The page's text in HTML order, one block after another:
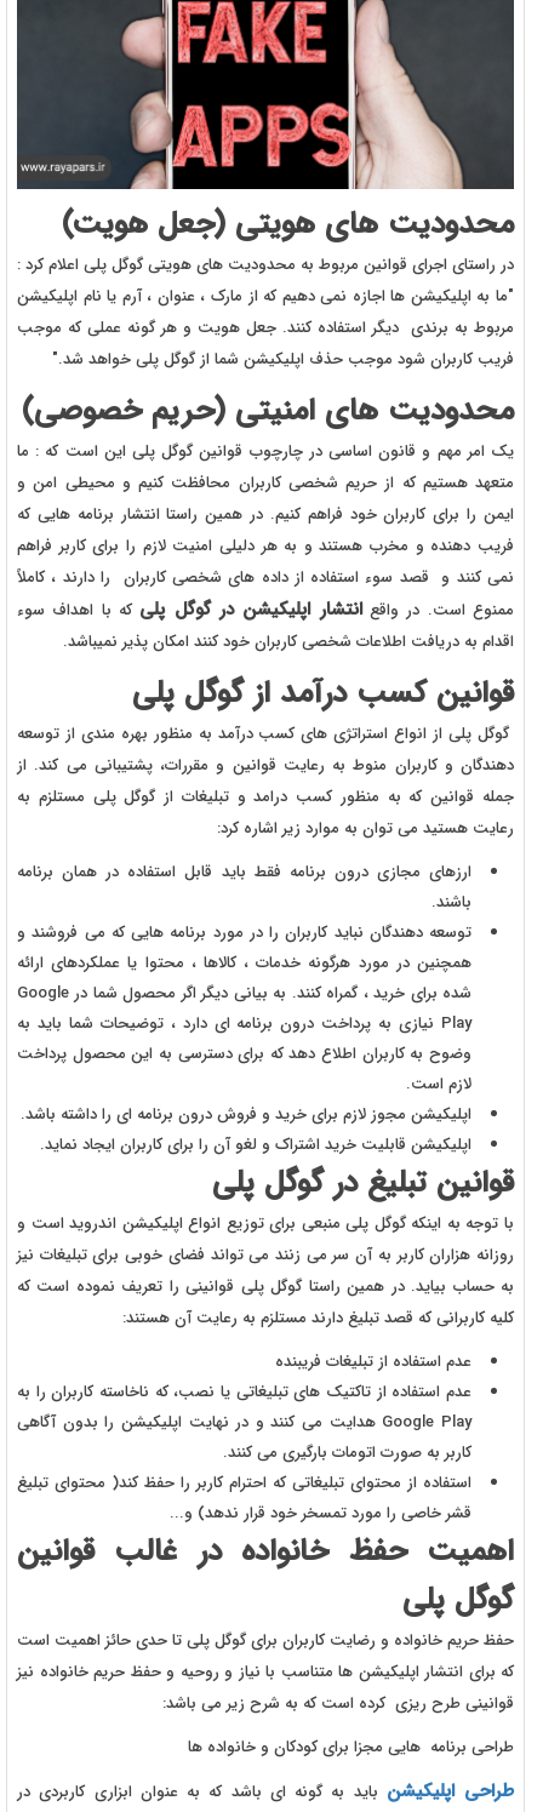
محدودیت های هویتی (جعل هویت)
در راستای اجرای قوانین مربوط به محدودیت های هویتی گوگل پلی اعلام کرد :
"ما به اپلیکیشن ها اجازه نمی دهیم که از مارک ، عنوان ، آرم یا نام اپلیکیشن
مربوط به برندی دیگر استفاده کنند. جعل هویت و هر گونه عملی که موجب
فریب کاربران شود موجب حذف اپلیکیشن شما از گوگل پلی خواهد شد."
محدودیت های امنیتی (حریم خصوصی)
یک امر مهم و قانون اساسی در چارچوب قوانین گوگل پلی این است که : ما
متعهد هستیم که از حریم شخصی کاربران محافظت کنیم و محیطی امن و
ایمن را برای کاربران خود فراهم کنیم. در همین راستا انتشار برنامه هایی که
فریب دهنده و مخرب هستند و به هر دلیلی امنیت لازم را برای کاربر فراهم
نمی کنند و قصد سوء استفاده از داده های شخصی کاربران را دارند ، کاملاً
ممنوع است. در واقعانتشار اپلیکیشن در گوگل پلی که با اهداف سوء
اقدام به دریافت اطلاعات شخصی کاربران خود کنند امکان پذیر نمیباشد.
قوانین کسب درآمد از گوگل پلی
گوگل پلی از انواع استراتژی های کسب درآمد به منظور بهره مندی از توسعه
دهندگان و کاربران منوط به رعایت قوانین و مقررات، پشتیبانی می کند. از
جمله قوانین که به منظور کسب درامد و تبلیغات از گوگل پلی مستلزم به
رعایت هستید می توان به موارد زیر اشاره کرد:
ارزهای مجازی درون برنامه فقط باید قابل استفاده در همان برنامه
باشند.
توسعه دهندگان نباید کاربران را در مورد برنامه هایی که می فروشند و
همچنین در مورد هرگونه خدمات ، کالاها ، محتوا یا عملکردهای ارائه
شده برای خرید ، گمراه کنند. به بیانی دیگر اگر محصول شما در Google
Play نیازی به پرداخت درون برنامه ای دارد ، توضیحات شما باید به
وضوح به کاربران اطلاع دهد که برای دسترسی به این محصول پرداخت
لازم است.
اپلیکیشن مجوز لازم برای خرید و فروش درون برنامه ای را داشته باشد.
اپلیکیشن قابلیت خرید اشتراک و لغو آن را برای کاربران ایجاد نماید.
قوانین تبلیغ در گوگل پلی
با توجه به اینکه گوگل پلی منبعی برای توزیع انواع اپلیکیشن اندروید است و
روزانه هزاران کاربر به آن سر می زنند می تواند فضای خوبی برای تبلیغات نیز
به حساب بیاید. در همین راستا گوگل پلی قوانینی را تعریف نموده است که
کلیه کاربرانی که قصد تبلیغ دارند مستلزم به رعایت آن هستند:
عدم استفاده از تبلیغات فریبنده
عدم استفاده از تاکتیک های تبلیغاتی یا نصب، که ناخاسته کاربران را به
Google Play هدایت می کنند و در نهایت اپلیکیشن را بدون آگاهی
کاربر به صورت اتومات بارگیری می کنند.
استفاده از محتوای تبلیغاتی که احترام کاربر را حفظ کند( محتوای تبلیغ
قشر خاصی را مورد تمسخر خود قرار ندهد) و...
اهمیت حفظ خانواده در غالب قوانین
گوگل پلی
حفظ حریم خانواده و رضایت کاربران برای گوگل پلی تا حدی حائز اهمیت است
که برای انتشار اپلیکیشن ها متناسب با نیاز و روحیه و حفظ حریم خانواده نیز
قوانینی طرح ریزی کرده است که به شرح زیر می باشد:
طراحی برنامه هایی مجزا برای کودکان و خانواده ها
طراحی اپلیکیشن باید به گونه ای باشد که به عنوان ابزاری کاربردی در